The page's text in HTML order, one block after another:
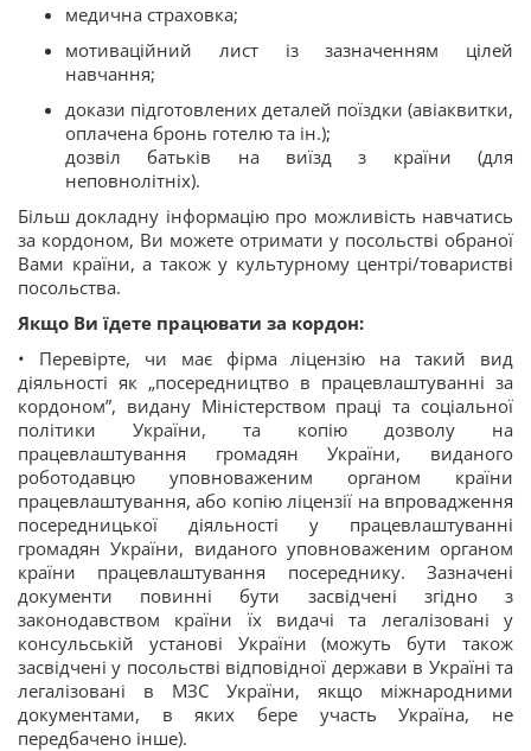
медична страховка;
мотиваційний лист із зазначенням цілей
навчання;
докази підготовлених деталей поїздки (авіаквитки,
оплачена бронь готелю та ін.);
дозвіл батьків на виїзд з країни (для
неповнолітніх).
Більш докладну інформацію про можливість навчатись
за кордоном, Ви можете отримати у посольстві обраної
Вами країни, а також у культурному центрі/товаристві
посольства.
Якщо Ви їдете працювати за кордон:
• Перевірте, чи має фірма ліцензію на такий вид
діяльності як „посередництво в працевлаштуванні за
кордоном”, видану Міністерством праці та соціальної
політики України, та копію дозволу на
працевлаштування громадян України, виданого
роботодавцю уповноваженим органом країни
працевлаштування, або копію ліцензії на впровадження
посередницької діяльності у працевлаштуванні
громадян України, виданого уповноваженим органом
країни працевлаштування посереднику. Зазначені
документи повинні бути засвідчені згідно з
законодавством країни їх видачі та легалізовані у
консульській установі України (можуть бути також
засвідчені у посольстві відповідної держави в Україні та
легалізовані в МЗС України, якщо міжнародними
документами, в яких бере участь Україна, не
передбачено інше).